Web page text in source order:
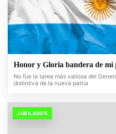
Honor y Gloria bandera de mi
No fue la tarea más valiosa del
distintiva de la nueva patria
JUBILADOS